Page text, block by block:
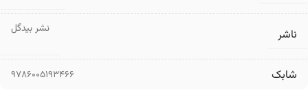
ناشر نشر بیدگل
شابک 9786005193466